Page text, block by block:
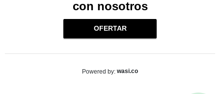
Oferte su inmueble
con nosotros
OFERTAR